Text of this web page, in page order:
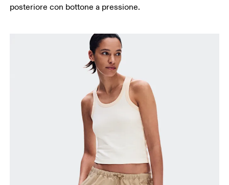
posteriore con bottone a pressione.